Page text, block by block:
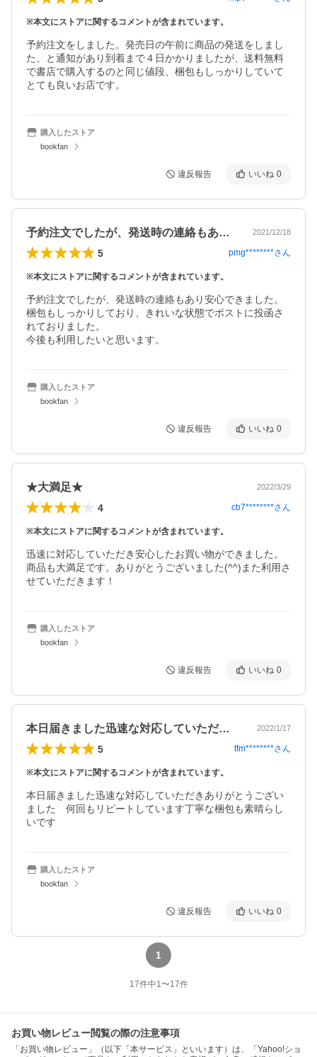
※本文にストアに関するコメントが含まれています。
予約注文をしました。発売日の午前に商品の発送をしまし
た、と通知があり到着まで４日かかりましたが、送料無料
で書店で購入するのと同じ値段、梱包もしっかりしていて
とても良いお店です。
購入したストア
bookfan
違反報告 いいね 0
予約注文でしたが、発送時の連絡もあり安… 2021/12/18
5 pmg********さん
※本文にストアに関するコメントが含まれています。
予約注文でしたが、発送時の連絡もあり安心できました。
梱包もしっかりしており、きれいな状態でポストに投函さ
れておりました。
今後も利用したいと思います。
購入したストア
bookfan
違反報告 いいね 0
★大満足★ 2022/3/29
4 cb7********さん
※本文にストアに関するコメントが含まれています。
迅速に対応していただき安心したお買い物ができました。
商品も大満足です。ありがとうございました(^^)また利用さ
せていただきます！
購入したストア
bookfan
違反報告 いいね 0
本日届きました迅速な対応していただきあ… 2022/1/17
5 tfm********さん
※本文にストアに関するコメントが含まれています。
本日届きました迅速な対応していただきありがとうござい
ました　何回もリピートしています丁寧な梱包も素晴らし
いです
購入したストア
bookfan
違反報告 いいね 0
1
17件中1〜17件
お買い物レビュー閲覧の際の注意事項
「お買い物レビュー」（以下「本サービス」といいます）は、「Yahoo!ショ